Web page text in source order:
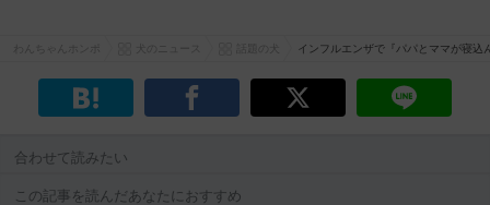
インフルエンザで『パパとママが寝
合わせて読みたい
この記事を読んだあなたにおすすめ